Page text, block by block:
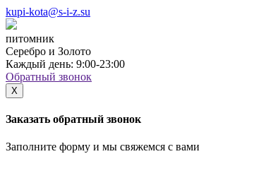
kupi-kota@s-i-z.su
питомник
Серебро и Золото
Каждый день: 9:00-23:00
Обратный звонок
X
Заказать обратный звонок
Заполните форму и мы свяжемся с вами